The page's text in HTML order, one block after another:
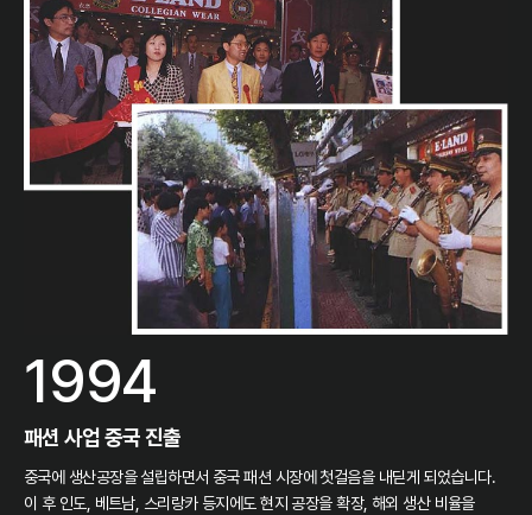
1994
패션 사업 중국 진출
중국에 생산공장을 설립하면서 중국 패션 시장에 첫걸음을 내딛게 되었습니다.
이 후 인도, 베트남, 스리랑카 등지에도 현지 공장을 확장, 해외 생산 비율을